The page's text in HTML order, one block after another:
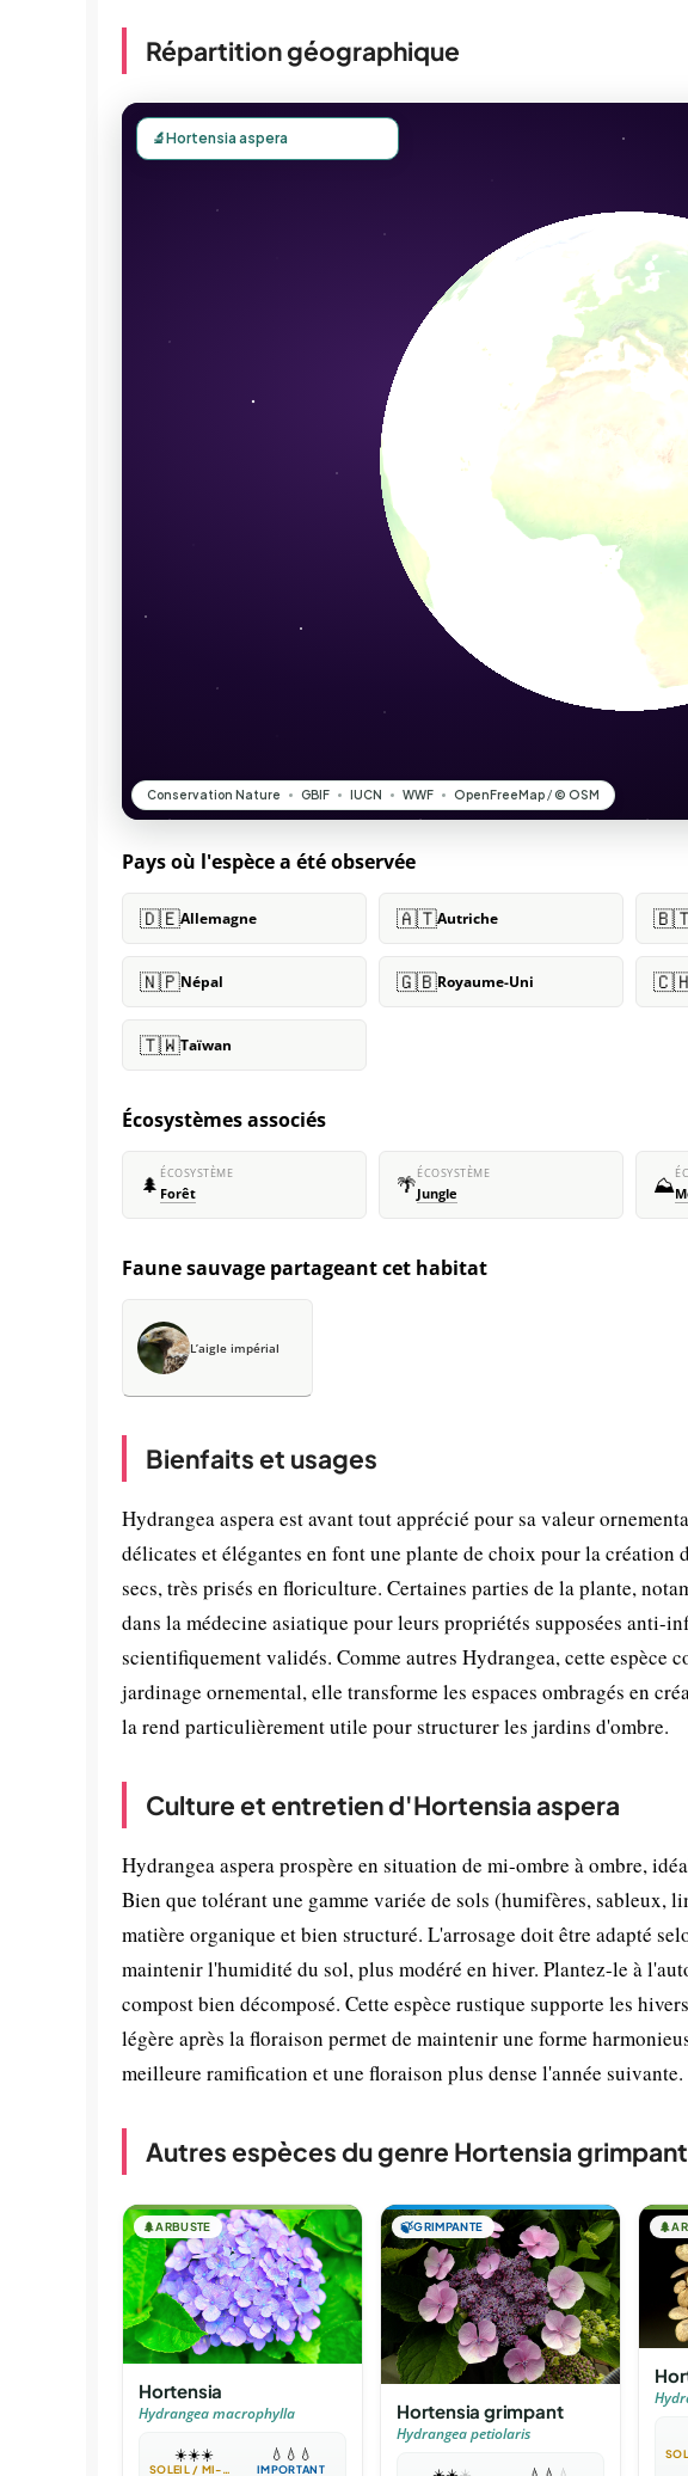
Répartition géographique
Pays où l'espèce a été observée
🇩🇪Allemagne 🇦🇹Autriche
🇳🇵Népal 🇬🇧Royaume-Uni
🇹🇼Taïwan
Écosystèmes associés
🌲 ÉCOSYSTÈME
Forêt 🌴ÉCOSYSTÈME
Jungle ⛰️
Faune sauvage partageant cet habitat
L’aigle impérial
Bienfaits et usages
Hydrangea aspera est avant tout apprécié pour sa valeur
délicates et élégantes en font une plante de choix pour la
secs, très prisés en floriculture. Certaines parties de la plante,
dans la médecine asiatique pour leurs propriétés supposées anti-
scientifiquement validés. Comme autres Hydrangea, cette espèce
jardinage ornemental, elle transforme les espaces ombragés en
la rend particulièrement utile pour structurer les jardins d'ombre.
Culture et entretien d'Hortensia aspera
Hydrangea aspera prospère en situation de mi-ombre à ombre,
Bien que tolérant une gamme variée de sols (humifères, sableux,
matière organique et bien structuré. L'arrosage doit être adapté
maintenir l'humidité du sol, plus modéré en hiver. Plantez-le à
compost bien décomposé. Cette espèce rustique supporte les
légère après la floraison permet de maintenir une forme
meilleure ramification et une floraison plus dense l'année suivante.
Autres espèces du genre Hortensia grimpant
🌲ARBUSTE
Hortensia
Hydrangea macrophylla
☀️☀️☀️
SOLEIL / MI-OMBRE
💧 💧 💧
IMPORTANT
🍃GRIMPANTE
Hortensia grimpant
Hydrangea petiolaris
🌲